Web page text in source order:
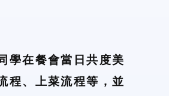
學在餐會當日共度美
程、上菜流程等，並